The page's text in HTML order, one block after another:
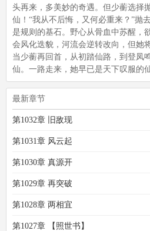
头再来，多美妙的奇遇。但少蘅选择
仙！“我从不后悔，又何必重来？”抛
是规则的基石。野心从骨血中苏醒，
会风化迭貌，河流会逆转改向，但她
当少蘅再回首，从初踏仙路，到登凤
仙。一路走来，她早已是天下叹服的
最新章节
第1032章 旧敌现
第1031章 风云起
第1030章 真源开
第1029章 再突破
第1028章 两相宜
第1027章 【照世书】